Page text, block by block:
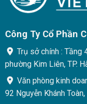
Công Ty Cổ Phần
Trụ sở chính : Tầng
phường Kim Liên, TP.
Văn phòng kinh
92 Nguyễn Khánh